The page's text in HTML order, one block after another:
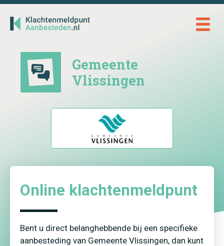
Ga
naar
Gemeente
Vlissingen
Online klachtenmeldpunt
Bent u direct belanghebbende bij een specifieke
aanbesteding van Gemeente Vlissingen, dan kunt